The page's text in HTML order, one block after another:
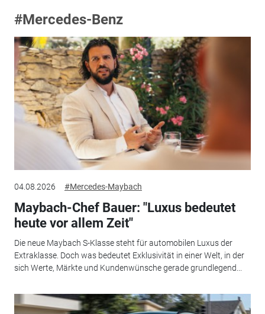
#Mercedes-Benz
04.08.2026 #Mercedes-Maybach
Maybach-Chef Bauer: "Luxus bedeutet
heute vor allem Zeit"
Die neue Maybach S-Klasse steht für automobilen Luxus der
Extraklasse. Doch was bedeutet Exklusivität in einer Welt, in der
sich Werte, Märkte und Kundenwünsche gerade grundlegend...